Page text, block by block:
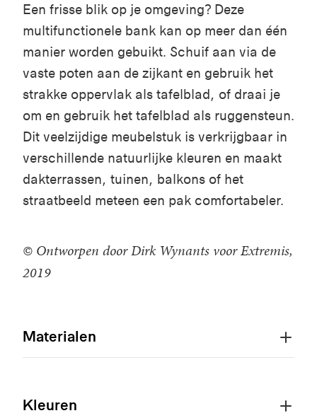
Een frisse blik op je omgeving? Deze
multifunctionele bank kan op meer dan één
manier worden gebuikt. Schuif aan via de
vaste poten aan de zijkant en gebruik het
strakke oppervlak als tafelblad, of draai je
om en gebruik het tafelblad als ruggensteun.
Dit veelzijdige meubelstuk is verkrijgbaar in
verschillende natuurlijke kleuren en maakt
dakterrassen, tuinen, balkons of het
straatbeeld meteen een pak comfortabeler.
© Ontworpen door Dirk Wynants voor Extremis,
2019
Materialen
Kleuren